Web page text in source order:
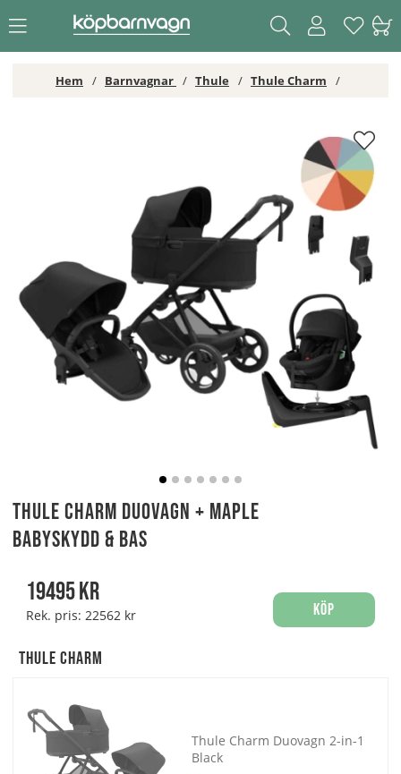
Hem Barnvagnar Thule Thule Charm
Thule Charm Duovagn + Maple
Babyskydd & Bas
19495kr
Rek. pris: 22562 kr Köp
Thule Charm
Thule Charm Duovagn 2-in-1
Black